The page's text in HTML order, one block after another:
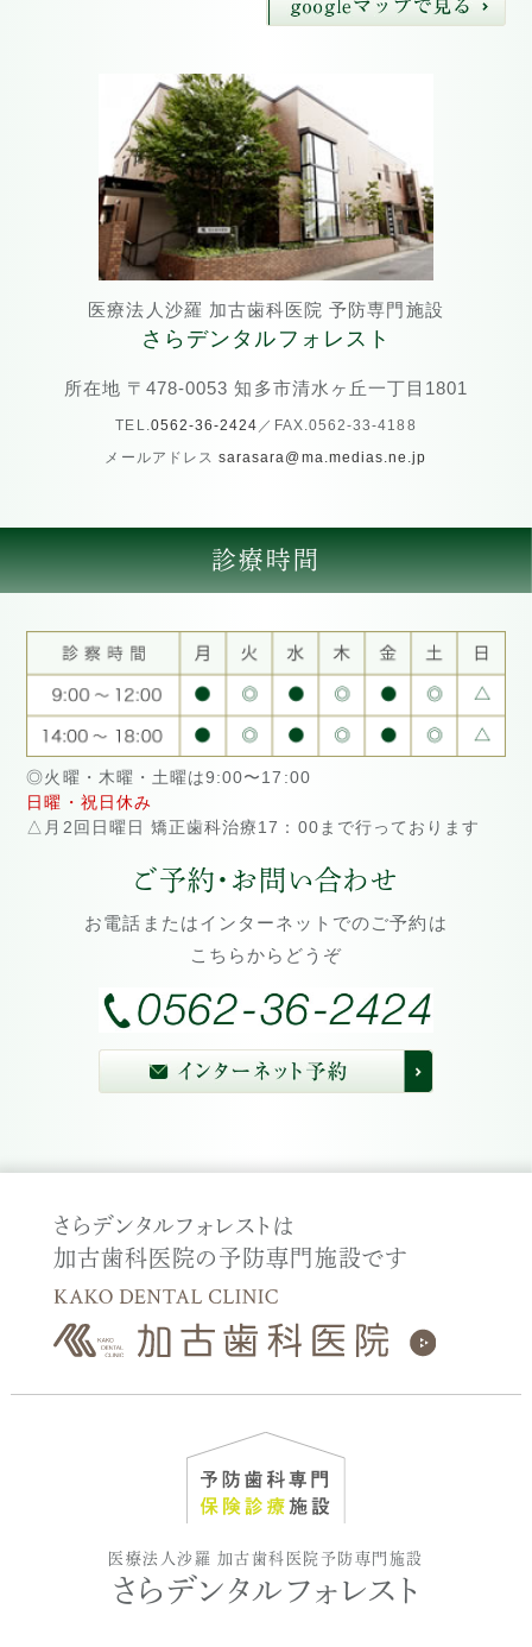
医療法人沙羅 加古歯科医院 予防専門施設
さらデンタルフォレスト
所在地 〒478-0053 知多市清水ヶ丘一丁目1801
TEL.0562-36-2424 ／FAX.0562-33-4188
メールアドレス sarasara@ma.medias.ne.jp
診療時間
◎火曜・木曜・土曜は9:00〜17:00
日曜・祝日休み
△月2回日曜日 矯正歯科治療17：00まで行っております
ご予約・お問い合わせ
お電話またはインターネットでのご予約は
こちらからどうぞ
さらデンタルフォレストは
加古歯科医院の予防専門施設です
医療法人沙羅 加古歯科医院予防専門施設
さらデンタルフォレスト